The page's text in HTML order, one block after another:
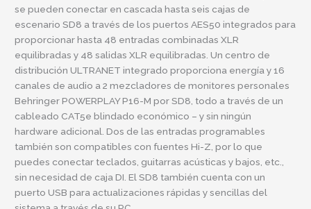
se pueden conectar en cascada hasta seis cajas de
escenario SD8 a través de los puertos AES50 integrados para
proporcionar hasta 48 entradas combinadas XLR
equilibradas y 48 salidas XLR equilibradas. Un centro de
distribución ULTRANET integrado proporciona energía y 16
canales de audio a 2 mezcladores de monitores personales
Behringer POWERPLAY P16-M por SD8, todo a través de un
cableado CAT5e blindado económico – y sin ningún
hardware adicional. Dos de las entradas programables
también son compatibles con fuentes Hi-Z, por lo que
puedes conectar teclados, guitarras acústicas y bajos, etc.,
sin necesidad de caja DI. El SD8 también cuenta con un
puerto USB para actualizaciones rápidas y sencillas del